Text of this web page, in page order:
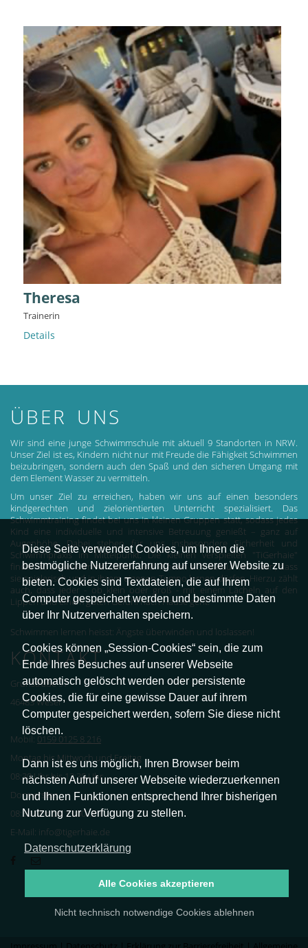
Diese Seite verwendet Cookies, um Ihnen die
bestmögliche Nutzererfahrung auf unserer Website zu
bieten. Cookies sind Textdateien, die auf Ihrem
Computer gespeichert werden und bestimmte Daten
über Ihr Nutzerverhalten speichern.
Cookies können „Session-Cookies“ sein, die zum
Ende Ihres Besuches auf unserer Webseite
automatisch gelöscht werden oder persistente
Cookies, die für eine gewisse Dauer auf ihrem
Computer gespeichert werden, sofern Sie diese nicht
löschen.
Dann ist es uns möglich, Ihren Browser beim
nächsten Aufruf unserer Webseite wiederzuerkennen
und Ihnen Funktionen entsprechend Ihrer bisherigen
Nutzung zur Verfügung zu stellen.
Datenschutzerklärung
Nicht technisch notwendige Cookies ablehnen
Alle Cookies akzeptieren
Theresa
Trainerin
Details
ÜBER UNS
Wir sind eine junge Schwimmschule mit aktuell 9 Standorten in NRW.
Unser Ziel ist es, Kindern nicht nur mit Freude die Fähigkeit Schwimmen
beizubringen, sondern auch den Spaß und den sicheren Umgang mit
dem Element Wasser zu vermitteln.
Um unser Ziel zu erreichen, haben wir uns auf einen besonders
kindgerechten und zielorientierten Unterricht spezialisiert. Das
Schwimmtraining findet bei uns in kleinen Gruppen statt, sodass jedes
Kind eine individuelle und intensive Betreuung genießt – ganz auf
Augenhöhe. Dabei stehen für uns insbesondere Sicherheit und
Schwimmpraxis im Mittelpunkt. Die kleinen verspielten "TiGerhaie"
finden so bei uns immer Gehör und können sich darauf verlassen, dass
sie spielerisch und in ihrem eigenen Tempo lernen dürfen. Hierzu zählt
auch, dass jeder - ob klein oder groß - mit einem Lächeln auf den
Lippen und einem guten Gefühl nach Hause geht.
Schwimmen lernen heisst: Ängste überwinden und loslassen!
KONTAKT
Grünstraße 97
46483 Wesel
Mobil: 0159 0125 8 216
Montag bis Mittwoch und Freitag
08:30 Uhr bis 13:30 Uhr
Donnerstag
08:30 Uhr bis 13:00 Uhr
E-Mail: info@tigerhaie.de